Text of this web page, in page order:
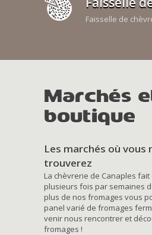
Faisselle de
Marchés
boutique
Les marchés où vous
trouverez
La chèvrerie de Canaples
plusieurs fois par semaines
plus de nos fromages vous
panel varié de fromages
venir nous rencontrer et
fromages !